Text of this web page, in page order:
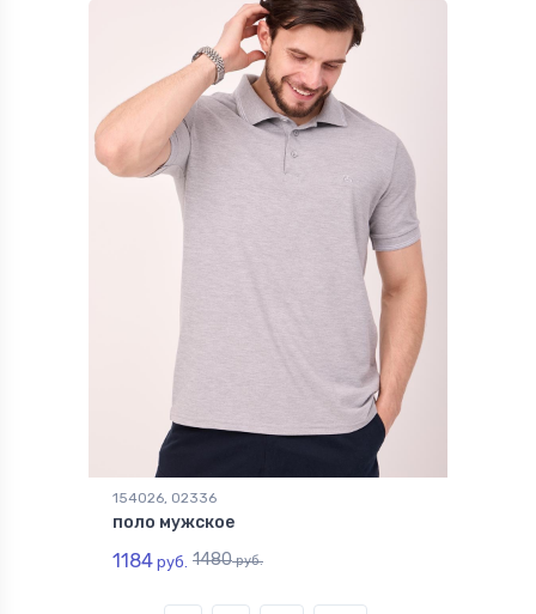
154026, 02336
поло мужское
1184 руб. 1480руб.